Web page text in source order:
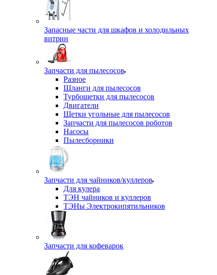
Запасные части для шкафов и холодильных
витрин
Запчасти для пылесосов
Разное
Шланги для пылесосов
Турбощетки для пылесосов
Двигатели
Щетки угольные для пылесосов
Запчасти для пылесосов роботов
Насосы
Пылесборники
Запчасти для чайников/куллеров
Для кулера
ТЭН чайников и куллеров
ТЭНы Электрокипятильников
Запчасти для кофеварок